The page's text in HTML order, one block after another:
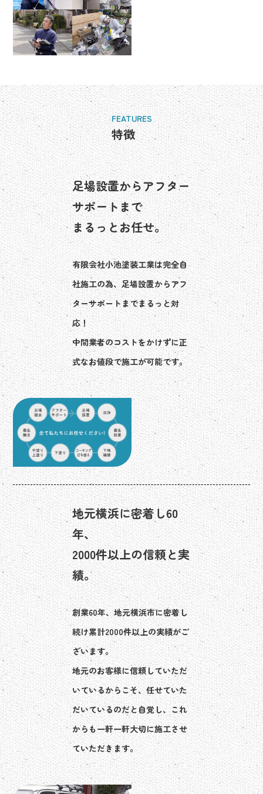
特徴
FEATURES
足場設置からアフター
サポートまで
まるっとお任せ。
有限会社小池塗装工業は完全自
社施工の為、足場設置からアフ
ターサポートまでまるっと対
応！
中間業者のコストをかけずに正
式なお値段で施工が可能です。
地元横浜に密着し60
年、
2000件以上の信頼と実
績。
創業60年、地元横浜市に密着し
続け累計2000件以上の実績がご
ざいます。
地元のお客様に信頼していただ
いているからこそ、任せていた
だいているのだと自覚し、これ
からも一軒一軒大切に施工させ
ていただきます。